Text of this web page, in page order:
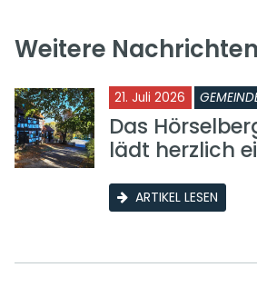
Weitere Nachrichten
21. Juli 2026
Das
lädt herzlich
ARTIKEL LESEN